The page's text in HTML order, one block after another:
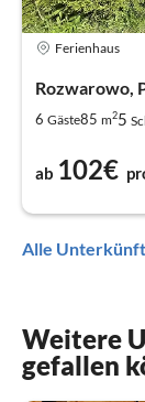
Ferienhaus
Rozwarowo,
6 Gäste85 m25
ab 102€
Alle
Weitere
gefallen